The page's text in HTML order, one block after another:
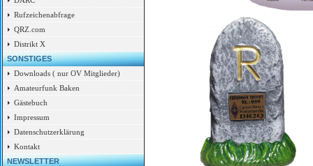
Rufzeichenabfrage
QRZ.com
Distrikt X
SONSTIGES
Downloads ( nur OV Mitglieder)
Amateurfunk Baken
Gästebuch
Impressum
Datenschutzerklärung
Kontakt
NEWSLETTER